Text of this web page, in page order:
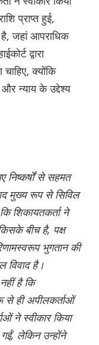
प्राप्त हुई,
है, जहां आपराधिक
द्वारा
चाहिए, क्योंकि
न्याय के उद्देश्य
निष्कर्षों से सहमत
मुख्य रूप से सिविल
शिकायतकर्ता ने
बीच है, पक्ष
भुगतान की
विवाद है।
है कि
से ही अपीलकर्ताओं
ने स्वीकार किया
लेकिन उन्होंने